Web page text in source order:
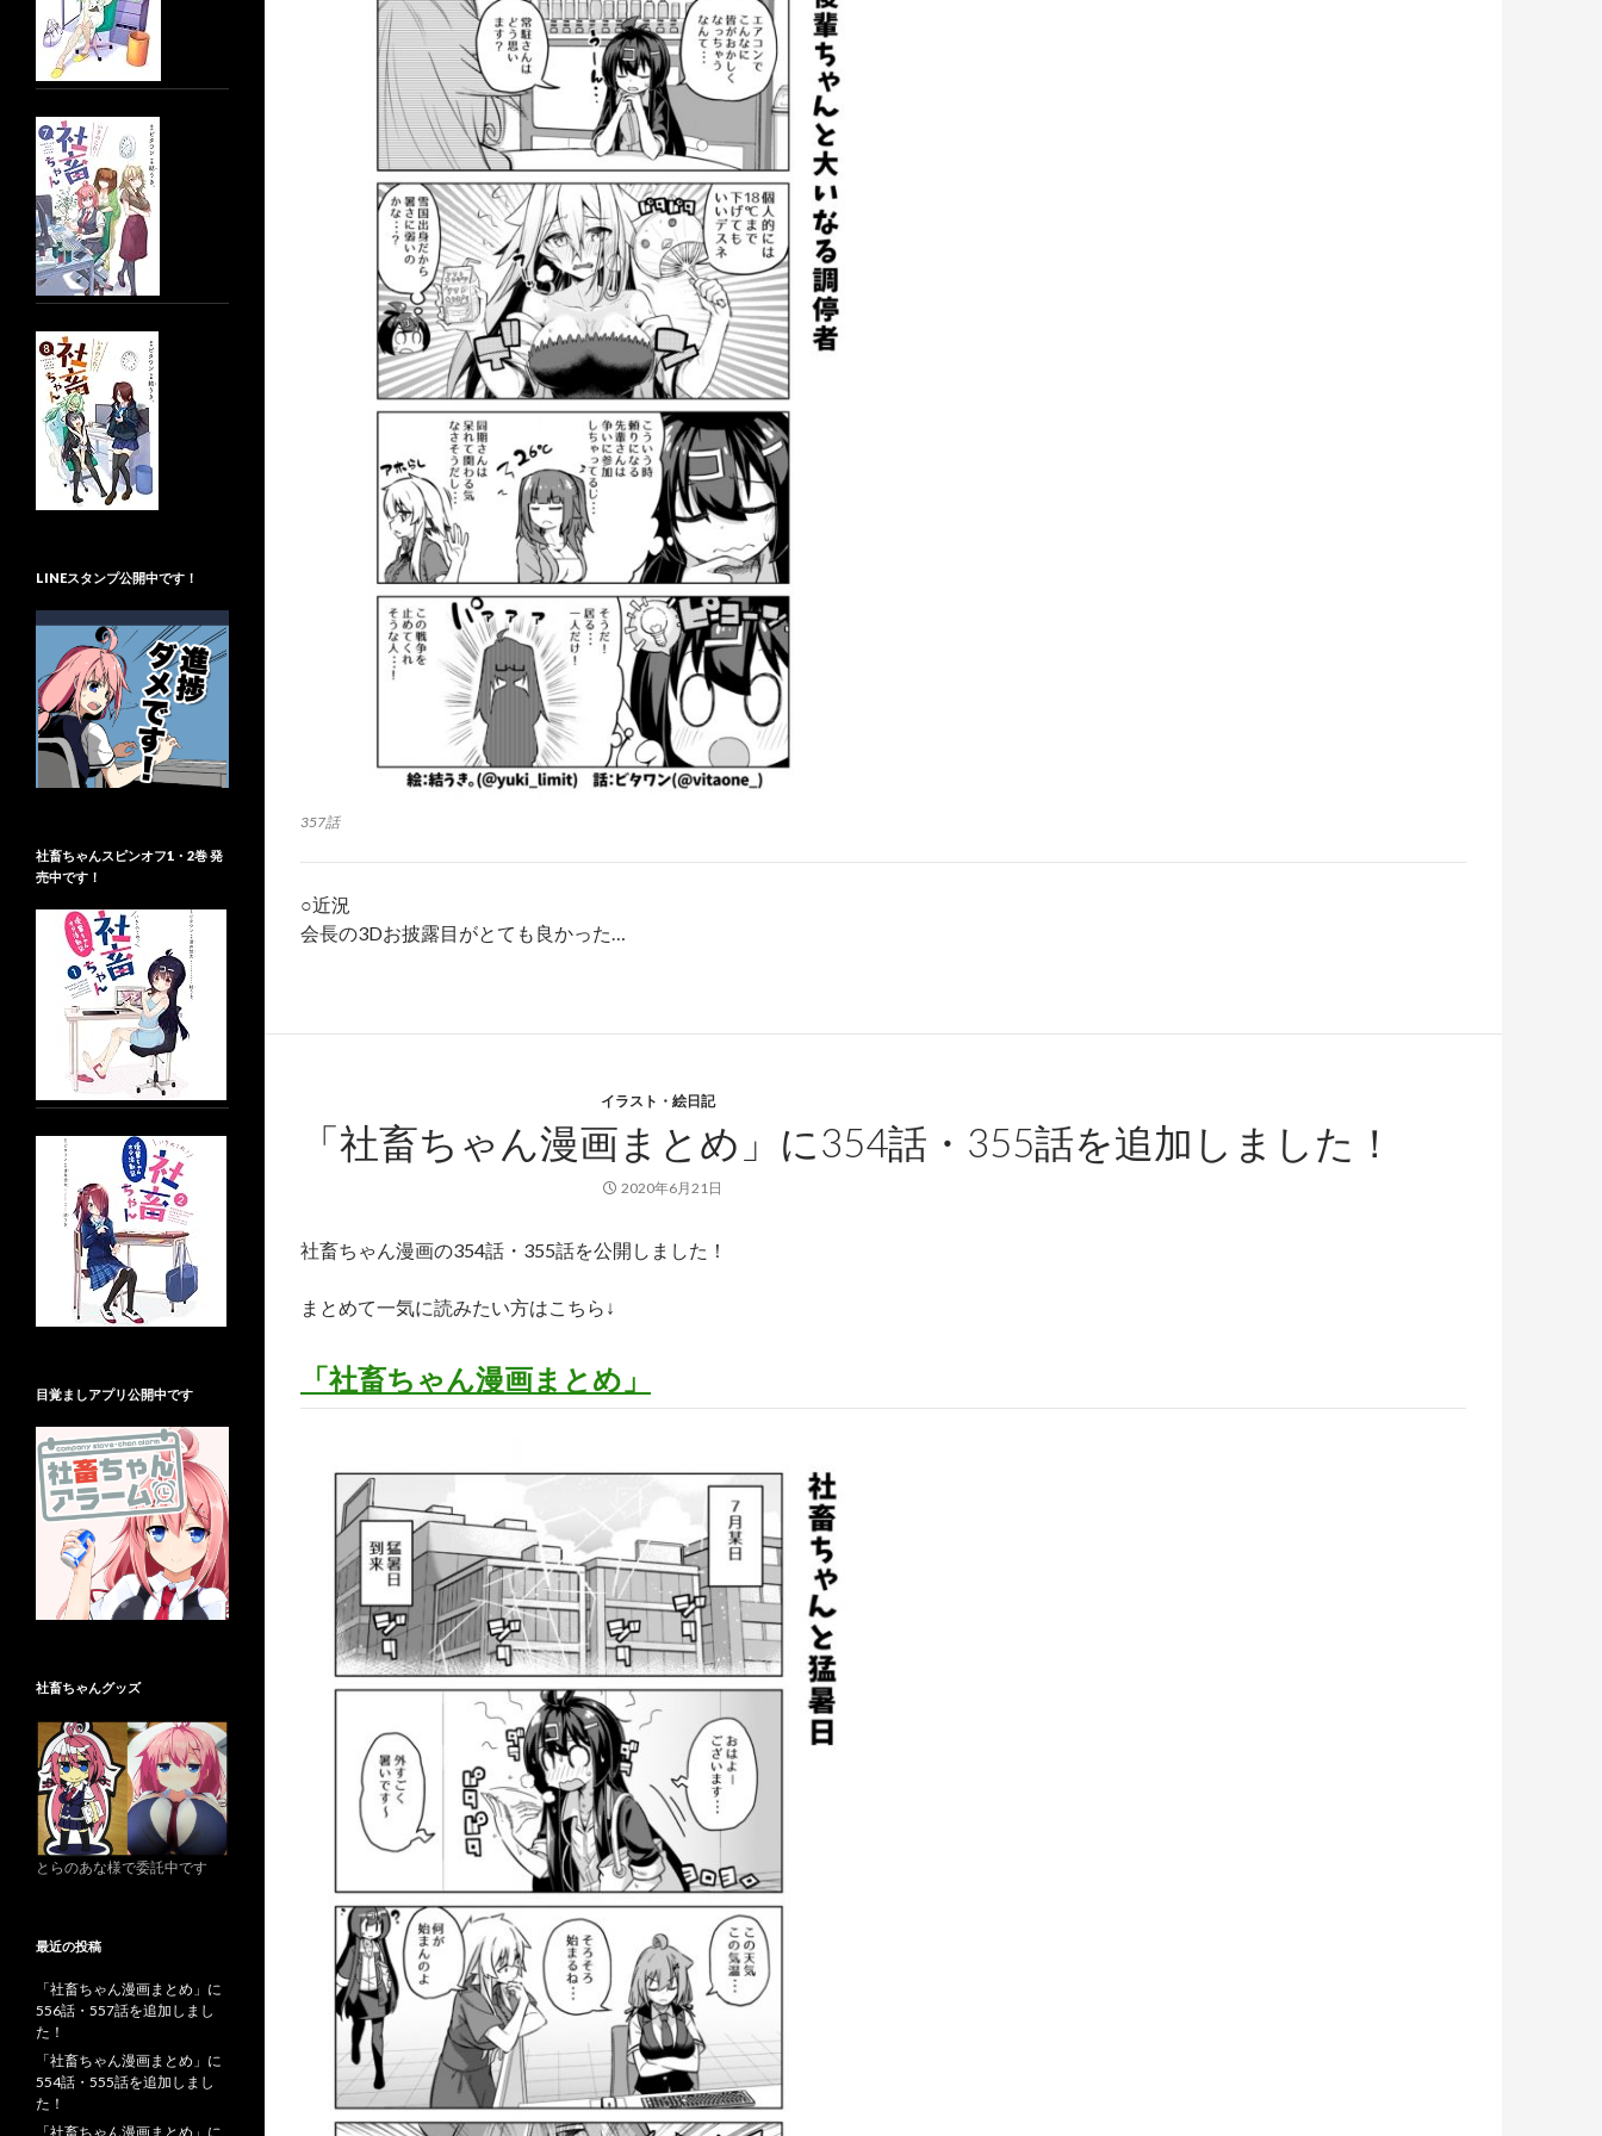
357話
○近況
会長の3Dお披露目がとても良かった…
イラスト・絵日記
「社畜ちゃん漫画まとめ」に354話・355話を追加しました！
2020年6月21日
社畜ちゃん漫画の354話・355話を公開しました！
まとめて一気に読みたい方はこちら↓
「社畜ちゃん漫画まとめ」
LINEスタンプ公開中です！
社畜ちゃんスピンオフ1・2巻 発
売中です！
目覚ましアプリ公開中です
社畜ちゃんグッズ
とらのあな様で委託中です
最近の投稿
「社畜ちゃん漫画まとめ」に
556話・557話を追加しまし
た！
「社畜ちゃん漫画まとめ」に
554話・555話を追加しまし
た！
「社畜ちゃん漫画まとめ」に